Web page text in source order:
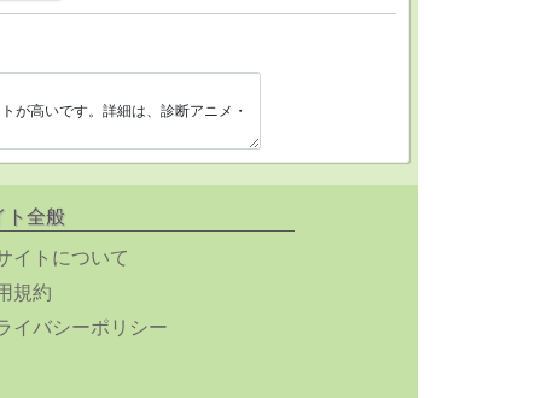
ト全般
イトについて
規約
イバシーポリシー